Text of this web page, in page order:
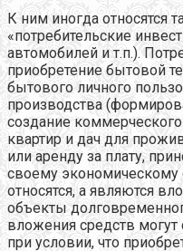
К ним иногда относятся
«потребительские
автомобилей и т.п.).
приобретение бытовой
бытового личного
производства
создание коммерческого
квартир и дач для
или аренду за плату,
своему
относятся, а являются
объекты
вложения средств могут
при условии, что